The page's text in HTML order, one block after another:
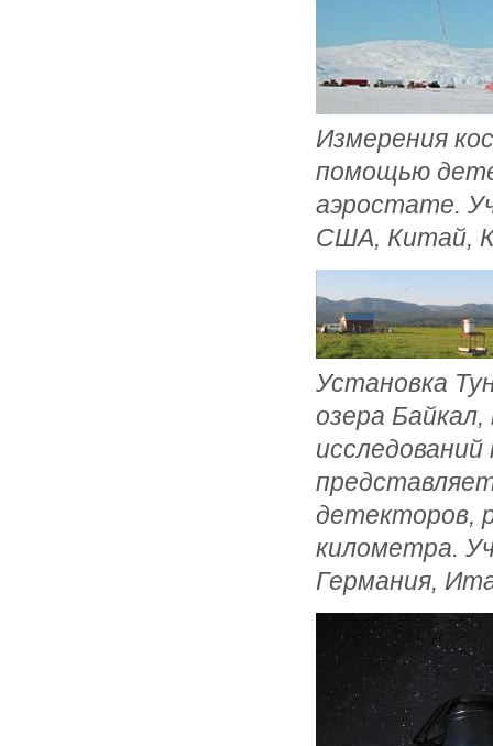
Измерения
помощью
аэростате.
США, Китай,
Установка
озера
исследований
детекторов,
километра.
Германия,